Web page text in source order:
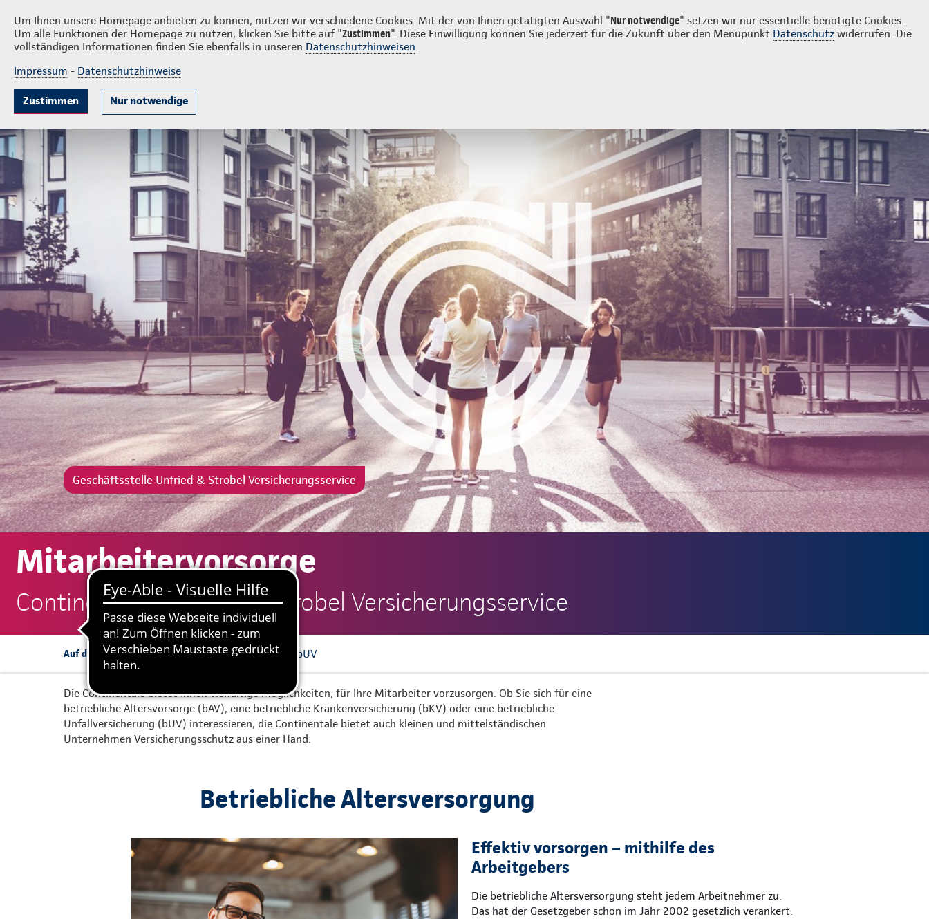
Um Ihnen unsere Homepage anbieten zu können, nutzen wir verschiedene Cookies. Mit der von Ihnen getätigten Auswahl "Nur notwendige" setzen wir nur essentielle benötigte Cookies.
Um alle Funktionen der Homepage zu nutzen, klicken Sie bitte auf "Zustimmen". Diese Einwilligung können Sie jederzeit für die Zukunft über den Menüpunkt Datenschutz widerrufen. Die
vollständigen Informationen finden Sie ebenfalls in unseren Datenschutzhinweisen.
Impressum - Datenschutzhinweise
Zustimmen Nur notwendige
Unfried & Strobel Versicherungsservice PrivatkundenFirmenkunden Login Kontakt 0821 573002
MitarbeitervorsorgeUnternehmensabsicherung
Geschäftsstelle Unfried & Strobel Versicherungsservice OHG
Geschäftsstelle Unfried & Strobel Versicherungsservice
Mitarbeitervorsorge
Continentale: Unfried & Strobel Versicherungsservice
Auf dieser Seite: bAV bKV bUV
Die Continentale bietet Ihnen vielfältige Möglichkeiten, für Ihre Mitarbeiter vorzusorgen. Ob Sie sich für eine
betriebliche Altersvorsorge (bAV), eine betriebliche Krankenversicherung (bKV) oder eine betriebliche
Unfallversicherung (bUV) interessieren, die Continentale bietet auch kleinen und mittelständischen
Unternehmen Versicherungsschutz aus einer Hand.
Betriebliche Altersversorgung
Effektiv vorsorgen – mithilfe des
Arbeitgebers
Die betriebliche Altersversorgung steht jedem Arbeitnehmer zu.
Das hat der Gesetzgeber schon im Jahr 2002 gesetzlich verankert.